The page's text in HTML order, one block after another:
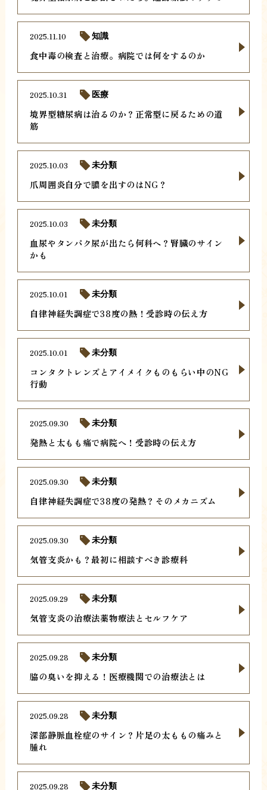
食中毒の検査と治療。病院では何をするのか
2025.11.10 知識
境界型糖尿病は治るのか？正常型に戻るための道
筋
2025.10.31 医療
爪周囲炎自分で膿を出すのはNG？
2025.10.03 未分類
血尿やタンパク尿が出たら何科へ？腎臓のサイン
かも
2025.10.03 未分類
自律神経失調症で38度の熱！受診時の伝え方
2025.10.01 未分類
コンタクトレンズとアイメイクものもらい中のNG
行動
2025.10.01 未分類
発熱と太もも痛で病院へ！受診時の伝え方
2025.09.30 未分類
自律神経失調症で38度の発熱？そのメカニズム
2025.09.30 未分類
気管支炎かも？最初に相談すべき診療科
2025.09.30 未分類
気管支炎の治療法薬物療法とセルフケア
2025.09.29 未分類
脇の臭いを抑える！医療機関での治療法とは
2025.09.28 未分類
深部静脈血栓症のサイン？片足の太ももの痛みと
腫れ
2025.09.28 未分類
2025.09.28 未分類